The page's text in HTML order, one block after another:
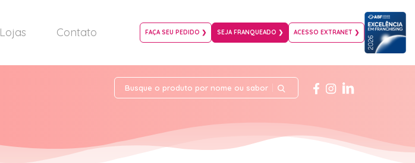
Lojas Contato FAÇA SEU PEDIDO ❯ SEJA FRANQUEADO ❯ ACESSO EXTRANET ❯